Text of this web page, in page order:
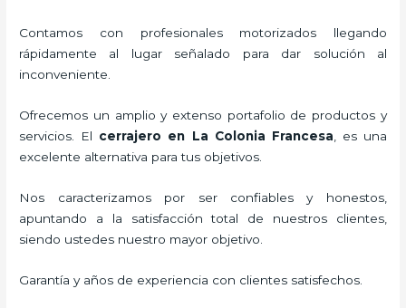
Contamos con profesionales motorizados llegando
rápidamente al lugar señalado para dar solución al
inconveniente.
Ofrecemos un amplio y extenso portafolio de productos y
servicios. El cerrajero en La Colonia Francesa , es una
excelente alternativa para tus objetivos.
Nos caracterizamos por ser confiables y honestos,
apuntando a la satisfacción total de nuestros clientes,
siendo ustedes nuestro mayor objetivo.
Garantía y años de experiencia con clientes satisfechos.